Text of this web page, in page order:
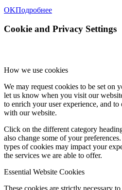
OKПодробнее
Cookie and Privacy Settings
How we use cookies
We may request cookies to be set on
let us know when you visit our
to enrich your user experience, and
with our website.
Click on the different category
also change some of your
types of cookies may impact your
the services we are able to offer.
Essential Website Cookies
These cookies are strictly necessary